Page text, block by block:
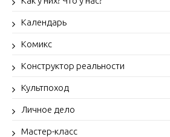
Календарь
Комикс
Конструктор реальности
Культпоход
Личное дело
Мастер-класс